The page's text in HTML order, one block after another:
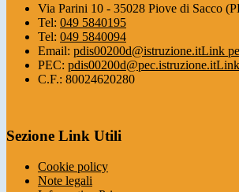
Via Parini 10 - 35028 Piove di Sacco
Tel: 049 5840195
Tel: 049 5840094
Email: pdis00200d@istruzione.itLink
PEC: pdis00200d@pec.istruzione.it
C.F.: 80024620280
Sezione Link Utili
Cookie policy
Note legali